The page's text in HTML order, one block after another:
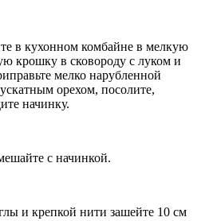
в кухонном комбайне в мелкую
крошку в сковороду с луком и
мелко нарубленной
орехом, посолите,
начинку.
с начинкой.
и крепкой нити зашейте 10 см